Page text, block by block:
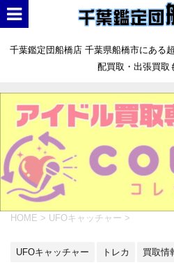
千葉鑑定団船橋店 千葉県船橋市にあ
配買取・出張買取
HOME > UFOキャッチャー >
UFOキャッチャー トレカ 買取情